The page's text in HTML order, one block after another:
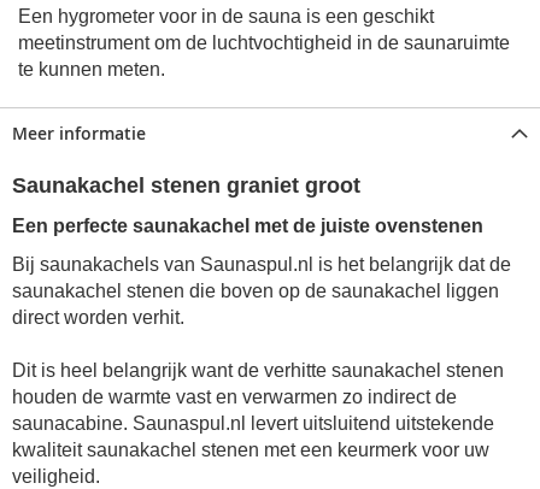
Een hygrometer voor in de sauna is een geschikt
meetinstrument om de luchtvochtigheid in de saunaruimte
te kunnen meten.
Meer informatie
Saunakachel stenen graniet groot
Een perfecte saunakachel met de juiste ovenstenen
Bij saunakachels van Saunaspul.nl is het belangrijk dat de
saunakachel stenen die boven op de saunakachel liggen
direct worden verhit.
Dit is heel belangrijk want de verhitte saunakachel stenen
houden de warmte vast en verwarmen zo indirect de
saunacabine. Saunaspul.nl levert uitsluitend uitstekende
kwaliteitsaunakachel stenen met een keurmerk voor uw
veiligheid.